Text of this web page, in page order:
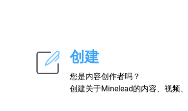
创建
您是内容创作者吗？
创建关于Minelead的内容、视频、